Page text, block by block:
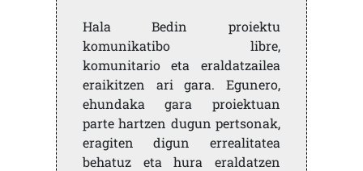
Hala Bedin proiektu
komunikatibo libre,
komunitario eta eraldatzailea
eraikitzen ari gara. Egunero,
ehundaka gara proiektuan
parte hartzen dugun pertsonak,
eragiten digun errealitatea
behatuz eta hura eraldatzen